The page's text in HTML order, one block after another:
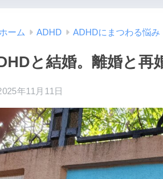
ーム ADHD ADHDにまつわる悩み
と結婚。離婚と再
年11月11日